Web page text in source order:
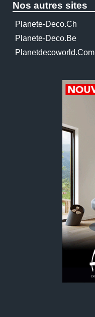
Nos autres sites
Planete-Deco.ch
Planete-Deco.be
Planetdecoworld.com